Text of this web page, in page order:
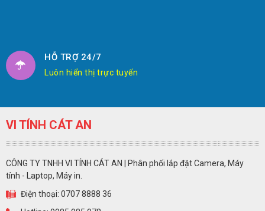
HỖ TRỢ 24/7
Luôn hiển thị trực tuyến
VI TÍNH CÁT AN
CÔNG TY TNHH VI TÍNH CÁT AN | Phân phối lắp đặt Camera, Máy
tính - Laptop, Máy in.
Điện thoại: 0707 8888 36